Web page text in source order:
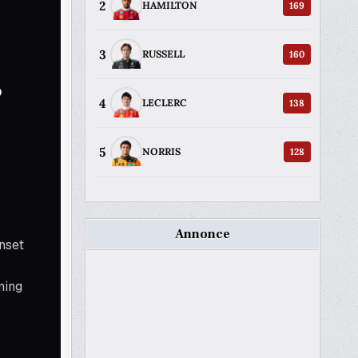
2 HAMILTON 169
3 RUSSELL 160
4 LECLERC 138
5 NORRIS 128
Annonce